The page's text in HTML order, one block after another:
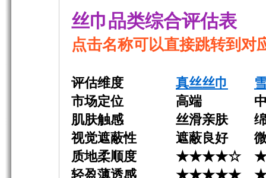
丝巾品类综合评估表
点击名称可以直接跳转到对
评估维度 真丝丝巾
市场定位 高端 中
肌肤触感 丝滑亲肤
视觉遮蔽性 遮蔽良好
质地柔顺度 ★★★★☆
轻盈薄透感 ★★★★★